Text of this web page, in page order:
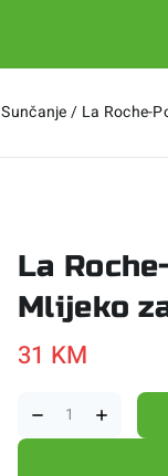
Sunčanje/ La Roche-
La
Mlijeko
31 KM